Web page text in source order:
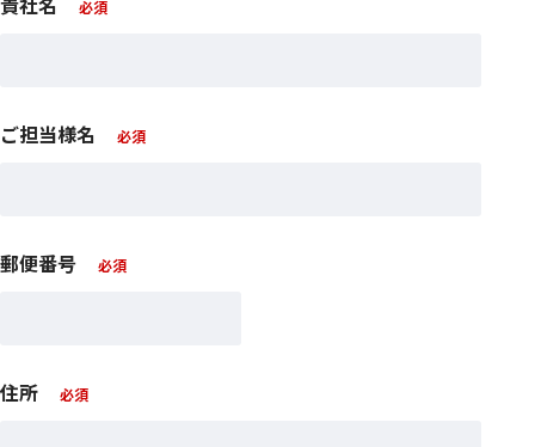
ご担当様名
郵便番号
住所